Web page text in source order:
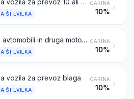
Motorna vozila za prevoz 10 ali več oseb, vključno z voznikom
ŠTEVILKA
CARINA
10%
Osebni avtomobili in druga motorna vozila, konstruirana predvsem za prevoz oseb (razen vozil iz tarifne številke 8702), vključno motorna vozila tipa “karavan” in dirkalni avtomobili
ŠTEVILKA
CARINA
10%
vozila za prevoz blaga
ŠTEVILKA
CARINA
10%